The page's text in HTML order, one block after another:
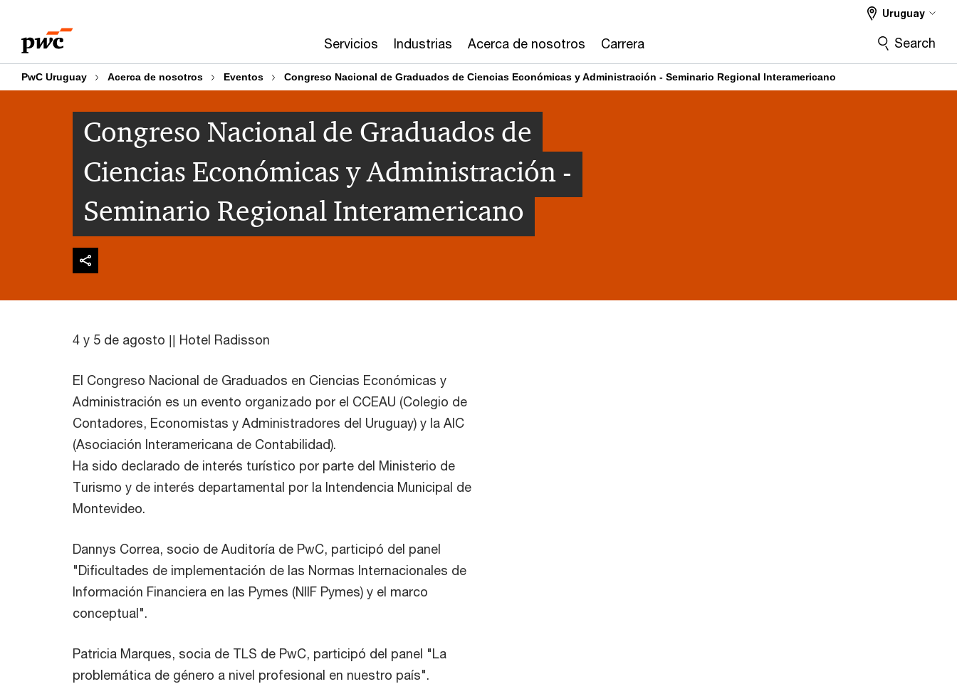
content
footer
Servicios Industrias Acerca de nosotros Carrera
Uruguay
Search
PwC Uruguay Acerca de nosotros Eventos Congreso Nacional de Graduados de Ciencias Económicas y Administración - Seminario Regional Interamericano
Congreso Nacional de Graduados de
Ciencias Económicas y Administración -
Seminario Regional Interamericano
4 y 5 de agosto || Hotel Radisson
El Congreso Nacional de Graduados en Ciencias Económicas y
Administración es un evento organizado por el CCEAU (Colegio de
Contadores, Economistas y Administradores del Uruguay) y la AIC
(Asociación Interamericana de Contabilidad).
Ha sido declarado de interés turístico por parte del Ministerio de
Turismo y de interés departamental por la Intendencia Municipal de
Montevideo.
Dannys Correa, socio de Auditoría de PwC, participó del panel
"Dificultades de implementación de las Normas Internacionales de
Información Financiera en las Pymes (NIIF Pymes) y el marco
conceptual".
Patricia Marques, socia de TLS de PwC, participó del panel "La
problemática de género a nivel profesional en nuestro país".